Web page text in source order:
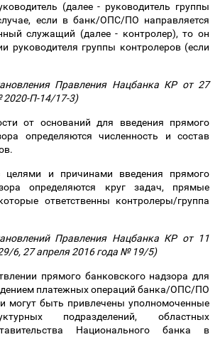
(далее - руководитель группы
если в банк/ОПС/ПО направляется
служащий (далее - контролер), то он
руководителя группы контролеров (если
Правления Нацбанка КР от 27
2020-П-14/17-3)
от оснований для введения прямого
определяются численность и состав
целями и причинами введения прямого
определяются круг задач, прямые
ответственны контролеры/группа
Правления Нацбанка КР от 11
6, 27 апреля 2016 года № 19/5)
прямого банковского надзора для
платежных операций банка/ОПС/ПО
могут быть привлечены уполномоченные
подразделений, областных
Национального банка в